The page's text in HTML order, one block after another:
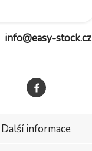
info@easy-stock.cz
Další informace